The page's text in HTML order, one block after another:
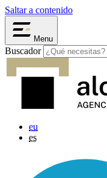
Saltar a contenido
Menu
Buscador
eu
es